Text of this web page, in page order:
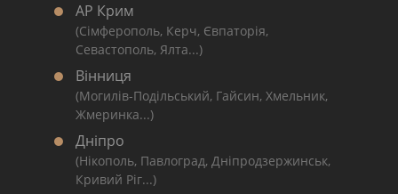
АР Крим
(Сімферополь, Керч, Євпаторія,
Севастополь, Ялта...)
Вінниця
(Могилів-Подільський, Гайсин, Хмельник,
Жмеринка...)
Дніпро
(Нікополь, Павлоград, Дніпродзержинськ,
Кривий Ріг...)